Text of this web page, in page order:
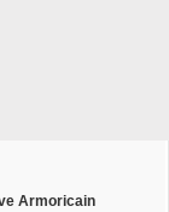
Armoricain